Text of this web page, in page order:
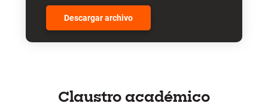
Descargar archivo
Claustro académico